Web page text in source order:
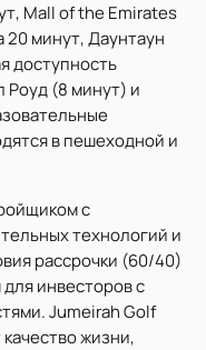
Mall of the Emirates
минут, Даунтаун
доступность
Роуд (8 минут) и
в пешеходной и
с
технологий и
рассрочки (60/40)
инвесторов с
Jumeirah Golf
жизни,